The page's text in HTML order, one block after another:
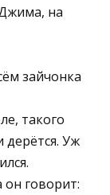
на
зайчонка
такого
дерётся. Уж
говорит: